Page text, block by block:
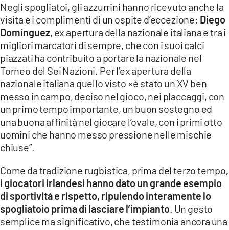
Negli spogliatoi, gli azzurrini hanno ricevuto anche la
visita e i complimenti di un ospite d’eccezione: Diego
Domínguez, ex apertura della nazionale italiana e tra i
migliori marcatori di sempre, che con i suoi calci
piazzati ha contribuito a portare la nazionale nel
Torneo del Sei Nazioni. Per l’ex apertura della
nazionale italiana quello visto «è stato un XV ben
messo in campo, deciso nel gioco, nei placcaggi, con
un primo tempo importante, un buon sostegno ed
una buona affinità nel giocare l’ovale, con i primi otto
uomini che hanno messo pressione nelle mischie
chiuse”.
Come da tradizione rugbistica, prima del terzo tempo,
i giocatori irlandesi hanno dato un grande esempio
di sportività e rispetto, ripulendo interamente lo
spogliatoio prima di lasciare l’impianto. Un gesto
semplice ma significativo, che testimonia ancora una